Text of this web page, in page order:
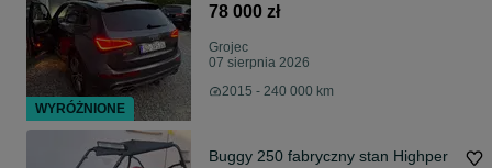
78 000 zł
Grojec
07 sierpnia 2026
2015 - 240 000 km
Buggy 250 fabryczny stan Highper
WYRÓŻNIONE